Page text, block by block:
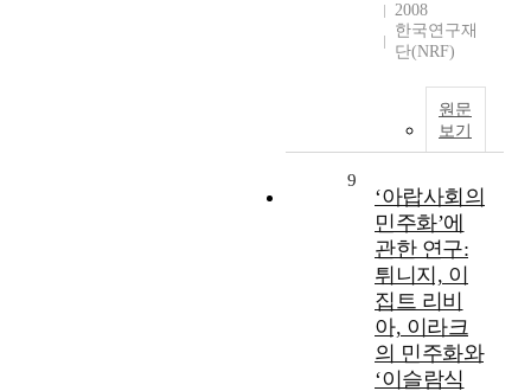
2008
한국연구재
단(NRF)
원문
보기
9
‘아랍사회의
민주화’에
관한 연구:
튀니지, 이
집트 리비
아, 이라크
의 민주화와
‘이슬람식